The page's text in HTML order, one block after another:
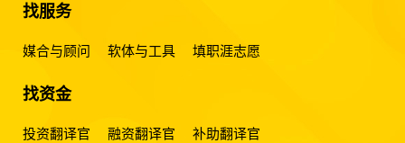
找服务
媒合与顾问 软体与工具 填职涯志愿
找资金
投资翻译官 融资翻译官 补助翻译官